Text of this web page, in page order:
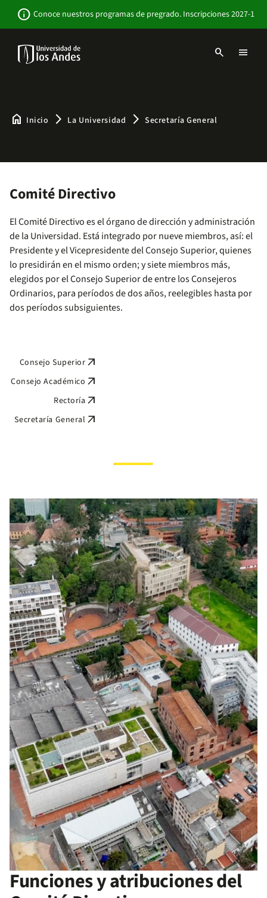
contenido
info Conoce nuestros programas de pregrado. Inscripciones 2027-1
search menu
home Inicio arrow_forward_ios La Universidad arrow_forward_ios Secretaría General
Comité Directivo
El Comité Directivo es el órgano de dirección y administración
de la Universidad. Está integrado por nueve miembros, así: el
Presidente y el Vicepresidente del Consejo Superior, quienes
lo presidirán en el mismo orden; y siete miembros más,
elegidos por el Consejo Superior de entre los Consejeros
Ordinarios, para períodos de dos años, reelegibles hasta por
dos períodos subsiguientes.
Consejo Superior arrow_outward
Consejo Académico arrow_outward
Rectoría arrow_outward
Secretaría General arrow_outward
Funciones y atribuciones del